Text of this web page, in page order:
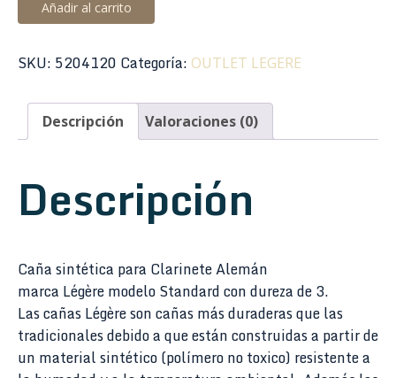
Clarinete
Legere
Outlet
Añadir al carrito
SKU: 5204120 Categoría: OUTLET LEGERE
Descripción Valoraciones (0)
Descripción
Caña sintética para Clarinete Alemán
marca Légère modelo Standard con dureza de 3.
Las cañas Légère son cañas más duraderas que las
tradicionales debido a que están construidas a partir de
un material sintético (polímero no toxico) resistente a